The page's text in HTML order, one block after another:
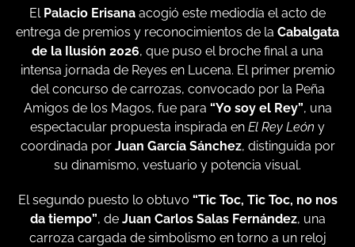
El Palacio Erisana acogió este mediodía el acto de
entrega de premios y reconocimientos de la Cabalgata
de la Ilusión 2026, que puso el broche final a una
intensa jornada de Reyes en Lucena. El primer premio
del concurso de carrozas, convocado por la Peña
Amigos de los Magos, fue para “Yo soy el Rey”, una
espectacular propuesta inspirada en El Rey León y
coordinada por Juan García Sánchez, distinguida por
su dinamismo, vestuario y potencia visual.
El segundo puesto lo obtuvo “Tic Toc, Tic Toc, no nos
da tiempo”, de Juan Carlos Salas Fernández, una
carroza cargada de simbolismo en torno a un reloj